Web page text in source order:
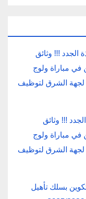
الجدد !!! وثائق
في مباراة ولوج
لجهة الشرق لتوظيف
!!! وثائق
في مباراة ولوج
لجهة الشرق لتوظيف
بسلك تأهيل